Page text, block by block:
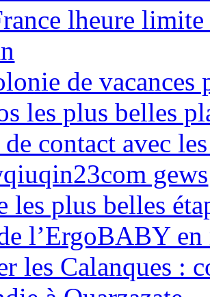
lheure limite
de vacances
les plus belles
de contact avec
gews
les plus belles
l’ErgoBABY en
les Calanques :